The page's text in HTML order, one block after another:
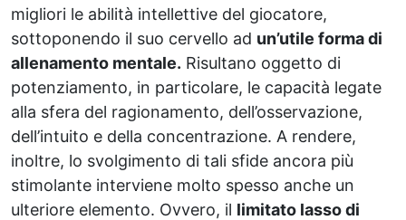
migliori le abilità intellettive del giocatore,
sottoponendo il suo cervello ad un’utile forma di
allenamento mentale. Risultano oggetto di
potenziamento, in particolare, le capacità legate
alla sfera del ragionamento, dell’osservazione,
dell’intuito e della concentrazione. A rendere,
inoltre, lo svolgimento di tali sfide ancora più
stimolante interviene molto spesso anche un
ulteriore elemento. Ovvero, il limitato lasso di